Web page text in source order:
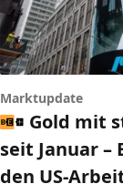
Marktupdate
Gold mit
seit Januar
den US-